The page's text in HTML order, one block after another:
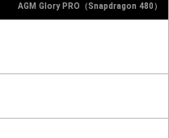
AGM Glory PRO（Snapdragon 480）